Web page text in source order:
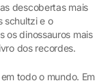
descobertas mais
schultzi e o
os dinossauros mais
dos recordes.
todo o mundo. Em